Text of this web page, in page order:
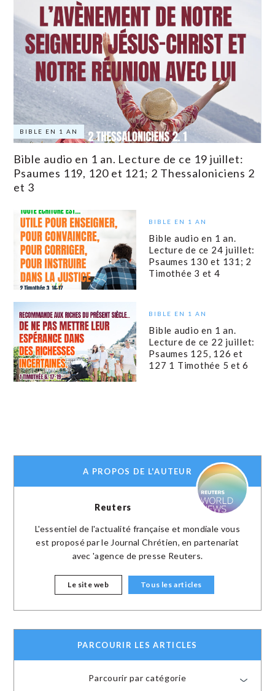
BIBLE EN 1 AN
Bible audio en 1 an. Lecture de ce 19 juillet:
Psaumes 119, 120 et 121; 2 Thessaloniciens 2
et 3
BIBLE EN 1 AN
Bible audio en 1 an.
Lecture de ce 24 juillet:
Psaumes 130 et 131; 2
Timothée 3 et 4
BIBLE EN 1 AN
Bible audio en 1 an.
Lecture de ce 22 juillet:
Psaumes 125, 126 et
127 1 Timothée 5 et 6
A PROPOS DE L'AUTEUR
Reuters
L'essentiel de l'actualité française et mondiale vous
est proposé par le Journal Chrétien, en partenariat
avec 'agence de presse Reuters.
Le site web Tous les articles
PARCOURIR LES ARTICLES
Parcourir par catégorie